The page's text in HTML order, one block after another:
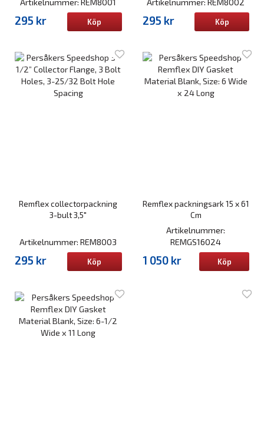
Artikelnummer: REM8001
295 kr Köp
Artikelnummer: REM8002
295 kr Köp
Remflex collectorpackning
3-bult 3,5"
Artikelnummer: REM8003
295 kr Köp
Remflex packningsark 15 x 61
Cm
Artikelnummer:
REMGS16024
1 050 kr Köp